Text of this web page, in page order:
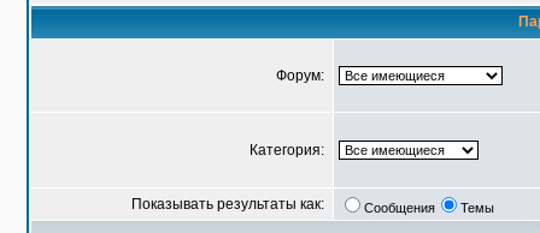
Форум:
Категория:
Показывать результаты как: Сообщения Темы